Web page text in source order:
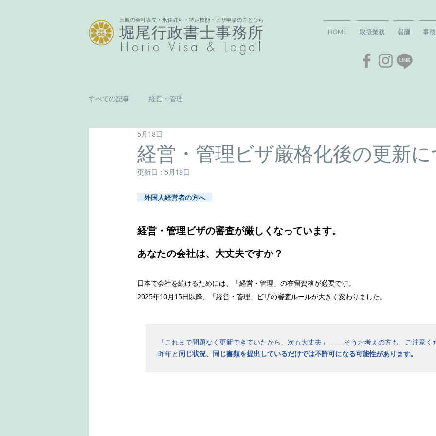
三鷹の会社設立・永住許可・特定技能・ビザ申請のことなら
Horio Visa & Legal
堀尾行政書士事務所​ HOME 取扱業務 報酬 事
すべての記事 経営・管理
経営・管理ビザ厳格化後の更新
5月18日
更新日： 5月19日
外国人経営者の方へ
経営・管理ビザの審査が厳しくなっています。
あなたの会社は、大丈夫ですか？
日本で会社を続けるためには、「経営・管理」の在留資格が必要です。
2025年10月15日以降、「経営・管理」ビザの審査ルールが大きく変わりました。
「これまで問題なく更新できていたから、次も大丈夫」 ————そうお考えの方も、ご注意く
昨年と 同じ状況、同じ書類を提出しているだけでは不許可になる可能性があります。